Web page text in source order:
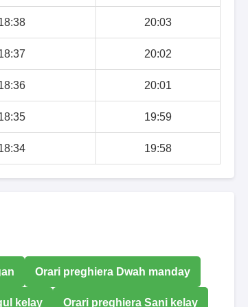
20:03
20:02
20:01
19:59
19:58
Orari preghiera Dwah manday
kelay Orari preghiera Sani kelay